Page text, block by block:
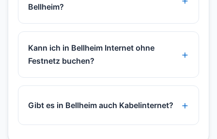
Bellheim?
Kann ich in Bellheim Internet ohne
Festnetz buchen?
Gibt es in Bellheim auch Kabelinternet?